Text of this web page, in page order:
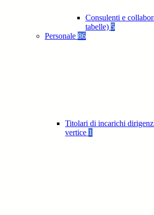
Consulenti e
tabelle) 5
Personale 86
Titolari di incarichi
vertice 1